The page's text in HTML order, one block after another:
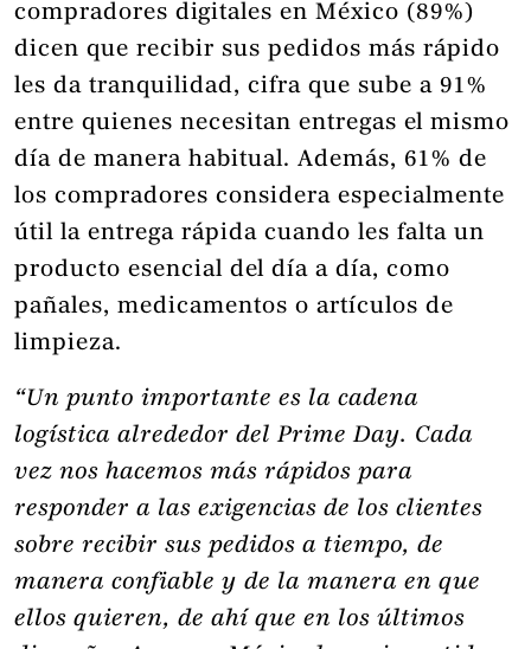
compradores digitales en México (89%)
dicen que recibir sus pedidos más rápido
les da tranquilidad, cifra que sube a 91%
entre quienes necesitan entregas el mismo
día de manera habitual. Además, 61% de
los compradores considera especialmente
útil la entrega rápida cuando les falta un
producto esencial del día a día, como
pañales, medicamentos o artículos de
limpieza.
“Un punto importante es la cadena
logística alrededor del Prime Day. Cada
vez nos hacemos más rápidos para
responder a las exigencias de los clientes
sobre recibir sus pedidos a tiempo, de
manera confiable y de la manera en que
ellos quieren, de ahí que en los últimos